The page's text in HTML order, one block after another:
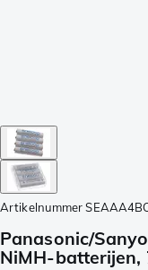
Artikelnummer
Panasonic/
NiMH-batterijen,